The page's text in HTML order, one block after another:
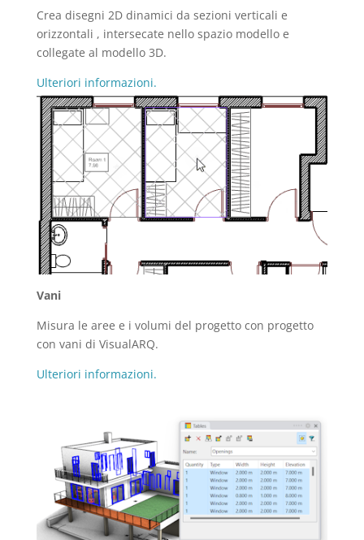
Crea disegni 2D dinamici da sezioni verticali e
orizzontali , intersecate nello spazio modello e
collegate al modello 3D.
Ulteriori informazioni.
Vani
Misura le aree e i volumi del progetto con progetto
con vani di VisualARQ.
Ulteriori informazioni.